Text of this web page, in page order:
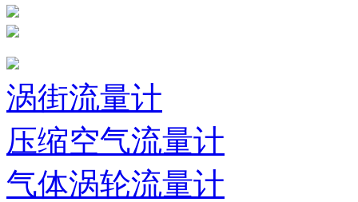
涡街流量计
压缩空气流量计
气体涡轮流量计